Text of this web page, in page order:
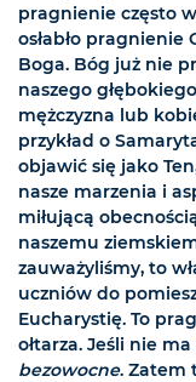
pragnienie często
osłabło pragnienie
Boga. Bóg już nie
naszego
mężczyzna lub
przykład o
objawić się jako
nasze marzenia i
miłującą
naszemu
zauważyliśmy, to
uczniów do
Eucharystię. To
ołtarza. Jeśli nie
bezowocne. Zatem